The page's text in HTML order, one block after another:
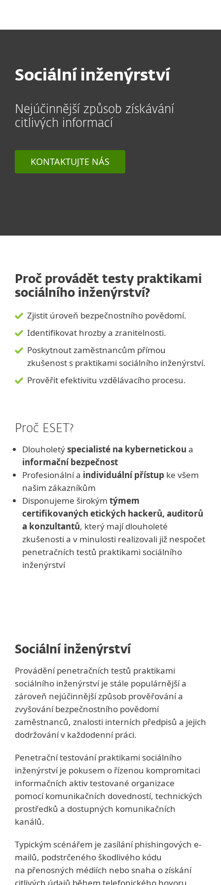
Sociální inženýrství
Nejúčinnější způsob získávání
citlivých informací
KONTAKTUJTE NÁS
Proč provádět testy praktikami
sociálního inženýrství?
Zjistit úroveň bezpečnostního povědomí.
Identifikovat hrozby a zranitelnosti.
Poskytnout zaměstnancům přímou
zkušenost s praktikami sociálního inženýrství.
Prověřit efektivitu vzdělávacího procesu.
Proč ESET?
Dlouholetýspecialisté na kybernetickou a
informační bezpečnost
Profesionální a individuální přístup ke všem
našim zákazníkům
Disponujeme širokým týmem
certifikovaných etických hackerů, auditorů
a konzultantů, který mají dlouholeté
zkušenosti a v minulosti realizovali již nespočet
penetračních testů praktikami sociálního
inženýrství
Sociální inženýrství
Provádění penetračních testů praktikami
sociálního inženýrství je stále populárnější a
zároveň nejúčinnější způsob prověřování a
zvyšování bezpečnostního povědomí
zaměstnanců, znalosti interních předpisů a jejich
dodržování v každodenní práci.
Penetrační testování praktikami sociálního
inženýrství je pokusem o řízenou kompromitaci
informačních aktiv testované organizace
pomocí komunikačních dovedností, technických
prostředků a dostupných komunikačních
kanálů.
Typickým scénářem je zasílání phishingových e-
mailů, podstrčeného škodlivého kódu
na přenosných médiích nebo snaha o získání